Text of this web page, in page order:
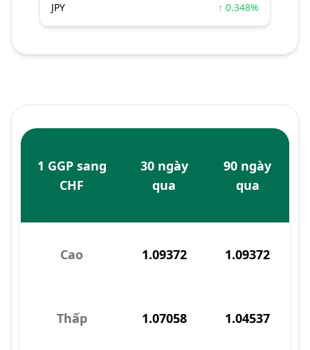
JPY ↑ 0.348%
1 GGP sang
CHF
30 ngày
qua
90 ngày
qua
Cao 1.09372 1.09372
Thấp 1.07058 1.04537